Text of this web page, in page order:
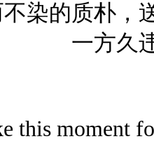
染的质朴，
一方久
this moment